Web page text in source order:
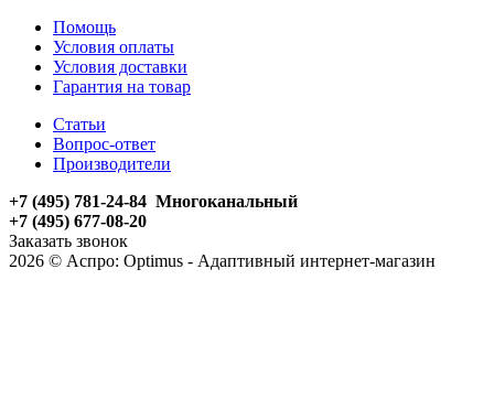
Помощь
Условия оплаты
Условия доставки
Гарантия на товар
Статьи
Вопрос-ответ
Производители
+7 (495) 781-24-84 Многоканальный
+7 (495) 677-08-20
Заказать звонок
2026 © Аспро: Optimus - Адаптивный интернет-магазин